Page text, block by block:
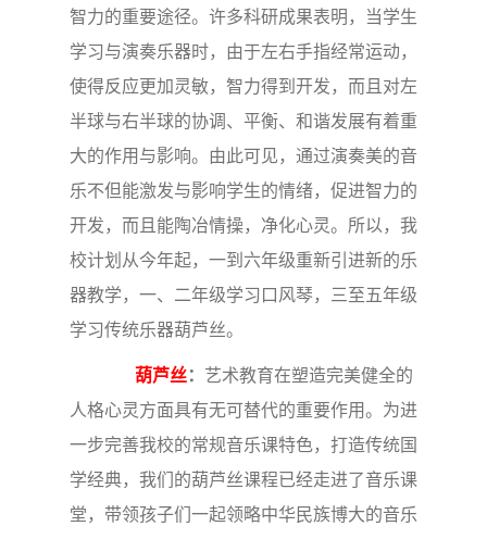
智力的重要途径。许多科研成果表明，当学生
学习与演奏乐器时，由于左右手指经常运动，
使得反应更加灵敏，智力得到开发，而且对左
半球与右半球的协调、平衡、和谐发展有着重
大的作用与影响。由此可见，通过演奏美的音
乐不但能激发与影响学生的情绪，促进智力的
开发，而且能陶冶情操，净化心灵。所以，我
校计划从今年起，一到六年级重新引进新的乐
器教学，一、二年级学习口风琴，三至五年级
学习传统乐器葫芦丝。
葫芦丝： 艺术教育在塑造完美健全的
人格心灵方面具有无可替代的重要作用。为进
一步完善我校的常规音乐课特色，打造传统国
学经典，我们的葫芦丝课程已经走进了音乐课
堂，带领孩子们一起领略中华民族博大的音乐